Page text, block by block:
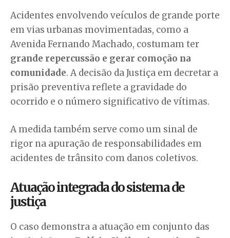
Acidentes envolvendo veículos de grande porte
em vias urbanas movimentadas, como a
Avenida Fernando Machado, costumam ter
grande repercussão e gerar comoção na
comunidade. A decisão da Justiça em decretar a
prisão preventiva reflete a gravidade do
ocorrido e o número significativo de vítimas.
A medida também serve como um sinal de
rigor na apuração de responsabilidades em
acidentes de trânsito com danos coletivos.
Atuação integrada do sistema de
justiça
O caso demonstra a atuação em conjunto das